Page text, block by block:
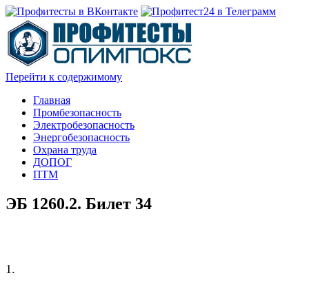
Перейти к содержимому
Главная
Промбезопасность
Электробезопасность
Энергобезопасность
Охрана труда
ДОПОГ
ПТМ
ЭБ 1260.2. Билет 34
1.